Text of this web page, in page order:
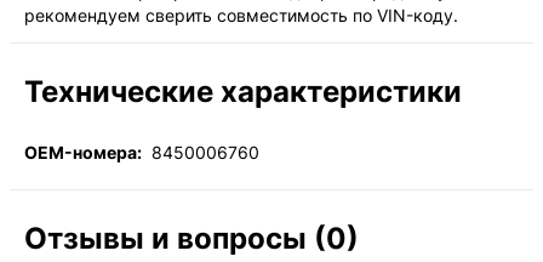
рекомендуем сверить совместимость по VIN-коду.
Технические характеристики
OEM-номера: 8450006760
Отзывы и вопросы (0)